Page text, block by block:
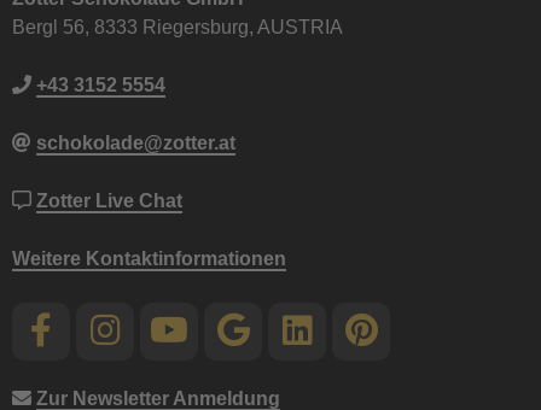
Bergl 56, 8333 Riegersburg, AUSTRIA
+43 3152 5554
schokolade@zotter.at
Zotter Live Chat
Weitere Kontaktinformationen
Zur Newsletter Anmeldung